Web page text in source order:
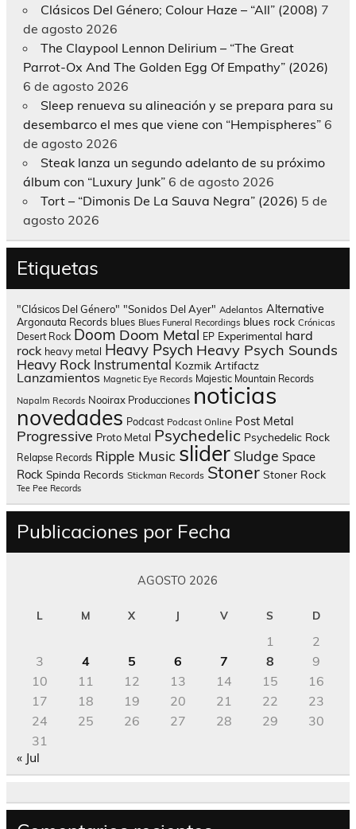
Clásicos Del Género; Colour Haze – “All” (2008) 7
de agosto 2026
The Claypool Lennon Delirium – “The Great
Parrot-Ox And The Golden Egg Of Empathy” (2026)
6 de agosto 2026
Sleep renueva su alineación y se prepara para su
desembarco el mes que viene con “Hempispheres” 6
de agosto 2026
Steak lanza un segundo adelanto de su próximo
álbum con “Luxury Junk” 6 de agosto 2026
Tort – “Dimonis De La Sauva Negra” (2026) 5 de
agosto 2026
Etiquetas
"Clásicos Del Género" "Sonidos Del Ayer" Adelantos Alternative
Argonauta Records blues Blues Funeral Recordings blues rock Crónicas
Desert Rock Doom Doom Metal EP Experimental hard
rock heavy metal Heavy Psych Heavy Psych Sounds
Heavy Rock Instrumental Kozmik Artifactz
Lanzamientos Magnetic Eye Records Majestic Mountain Records
Napalm Records Nooirax Producciones noticias
novedades Podcast Podcast Online Post Metal
Progressive Proto Metal Psychedelic Psychedelic Rock
Relapse Records Ripple Music slider Sludge Space
Rock Spinda Records Stickman Records Stoner Stoner Rock
Tee Pee Records
Publicaciones por Fecha
AGOSTO 2026
L M X J V S D
1
2
3
4 5 6 7 8
9
10
11 12 13 14 15
16
17
18 19 20 21 22
23
24
25 26 27 28 29
30
31
« Jul